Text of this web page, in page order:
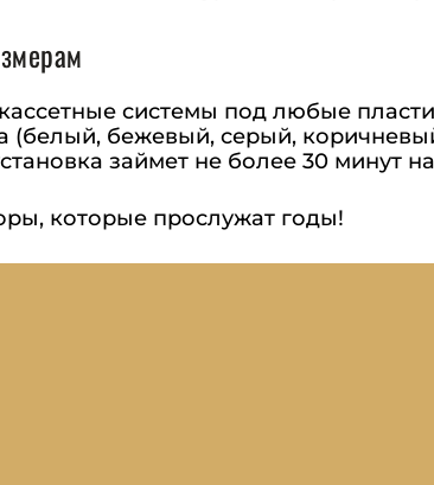
системы под любые
(белый, бежевый, серый,
займет не более 30 минут
которые прослужат годы!